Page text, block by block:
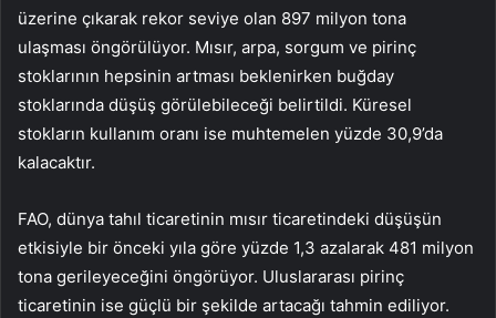
üzerine çıkarak rekor seviye olan 897 milyon tona
ulaşması öngörülüyor. Mısır, arpa, sorgum ve pirinç
stoklarının hepsinin artması beklenirken buğday
stoklarında düşüş görülebileceği belirtildi. Küresel
stokların kullanım oranı ise muhtemelen yüzde 30,9’da
kalacaktır.
FAO, dünya tahıl ticaretinin mısır ticaretindeki düşüşün
etkisiyle bir önceki yıla göre yüzde 1,3 azalarak 481 milyon
tona gerileyeceğini öngörüyor. Uluslararası pirinç
ticaretinin ise güçlü bir şekilde artacağı tahmin ediliyor.